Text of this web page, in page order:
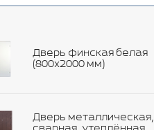
Дверь финская белая
(800х2000 мм)
Дверь металлическая,